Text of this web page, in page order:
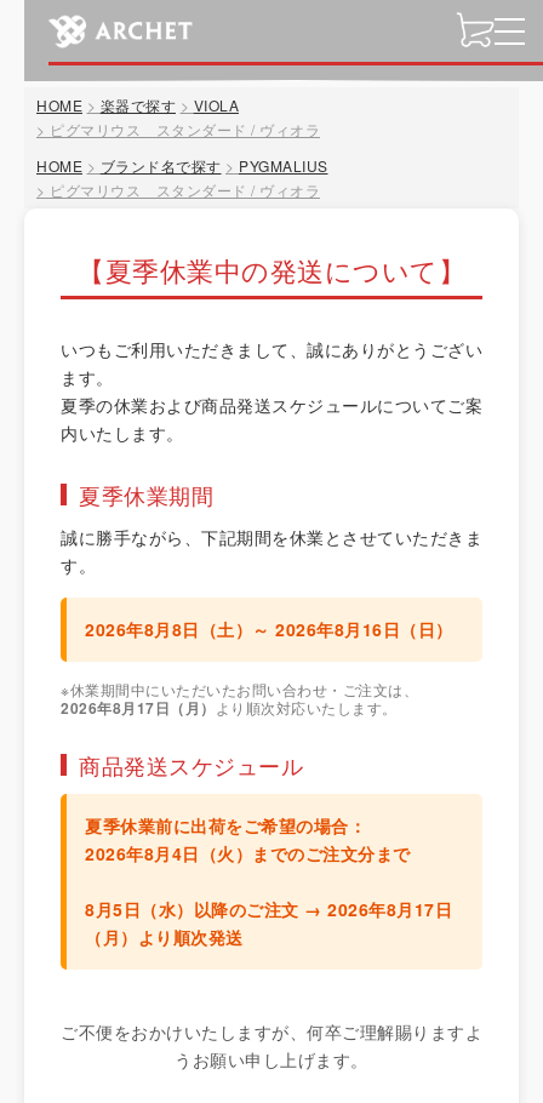
t
o
g
HOME 楽器で探す
VIOLA
ピグマリウス スタンダード / ヴィオラ
HOME
ブランド名で探す
PYGMALIUS
ピグマリウス スタンダード / ヴィオラ
【夏季休業中の発送について】
いつもご利用いただきまして、誠にありがとうござい
ます。
夏季の休業および商品発送スケジュールについてご案
内いたします。
夏季休業期間
誠に勝手ながら、下記期間を休業とさせていただきま
す。
2026年8月8日（土）～ 2026年8月16日（日）
※休業期間中にいただいたお問い合わせ・ご注文は、
2026年8月17日（月） より順次対応いたします。
商品発送スケジュール
夏季休業前に出荷をご希望の場合：
2026年8月4日（火）までのご注文分まで
8月5日（水）以降のご注文 → 2026年8月17日
（月）より順次発送
ご不便をおかけいたしますが、何卒ご理解賜りますよ
うお願い申し上げます。